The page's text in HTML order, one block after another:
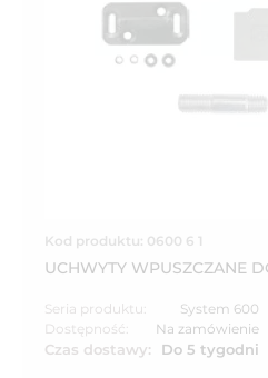
Kod produktu: 0600 6 1
UCHWYTY WPUSZCZANE
Seria produktu:
System 600
Dostępność:
Na zamówienie
Czas dostawy: Do 5 tygodni